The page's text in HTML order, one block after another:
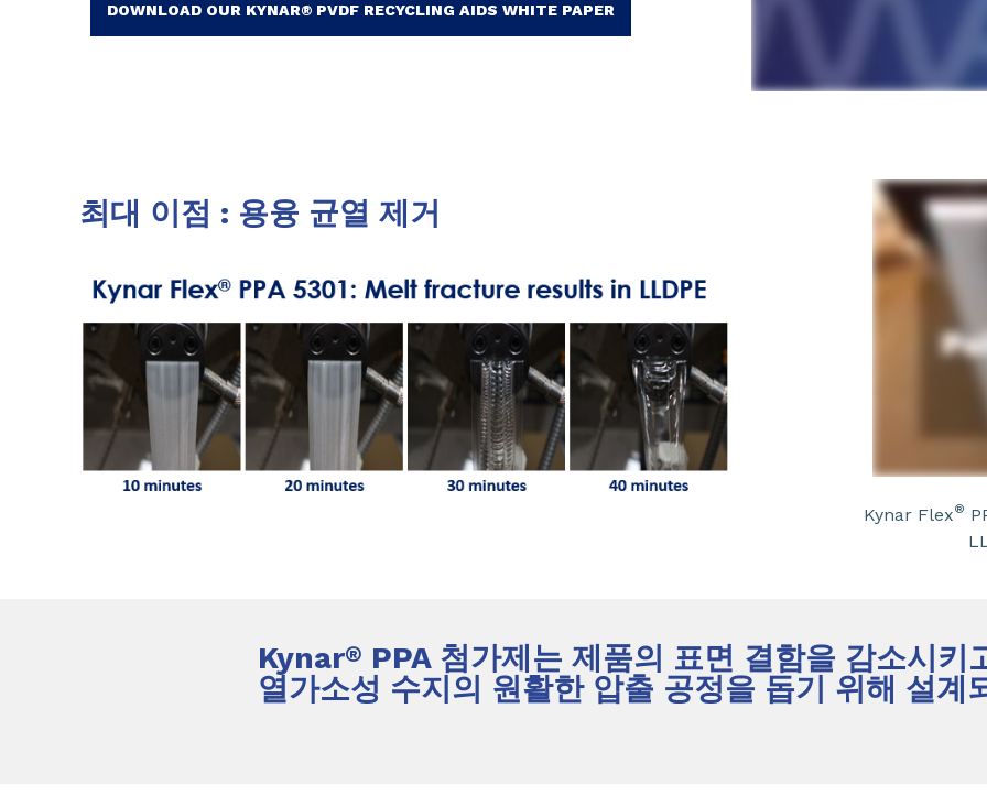
DOWNLOAD OUR KYNAR® PVDF RECYCLING AIDS WHITE PAPER
최대 이점 : 용융 균열 제거
Kynar Flex®
Kynar® PPA 첨가제는 제품의 표면 결함을 감소시키
열가소성 수지의 원활한 압출 공정을 돕기 위해 설계